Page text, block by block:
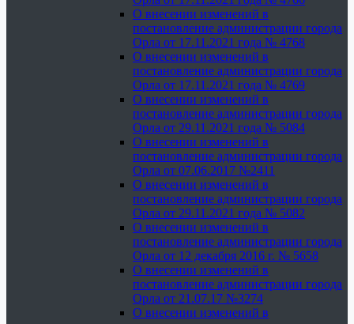
О внесении изменений в
постановление администрации города
Орла от 17.11.2021 года № 4768
О внесении изменений в
постановление администрации города
Орла от 17.11.2021 года № 4769
О внесении изменений в
постановление администрации города
Орла от 29.11.2021 года № 5084
О внесении изменений в
постановление администрации города
Орла от 07.06.2017 №2411
О внесении изменений в
постановление администрации города
Орла от 29.11.2021 года № 5082
О внесении изменений в
постановление администрации города
Орла от 12 декабря 2016 г. № 5658
О внесении изменений в
постановление администрации города
Орла от 21.07.17 №3274
О внесении изменений в